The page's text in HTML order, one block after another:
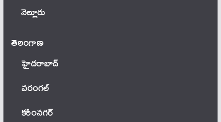
నెల్లూరు
తెలంగాణ‌
హైదరాబాద్
వ‌రంగ‌ల్
కరీంనగర్